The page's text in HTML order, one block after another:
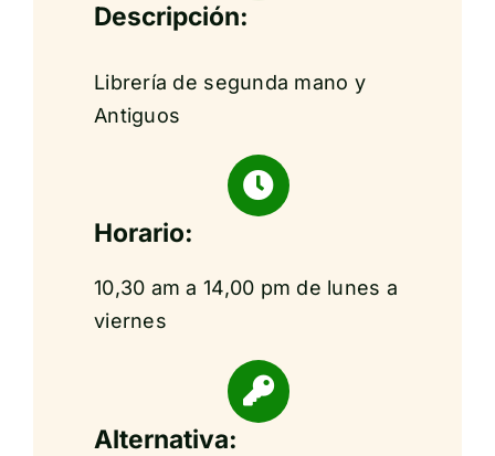
Descripción:
Librería de segunda mano y
Antiguos
Horario:
10,30 am a 14,00 pm de lunes a
viernes
Alternativa: